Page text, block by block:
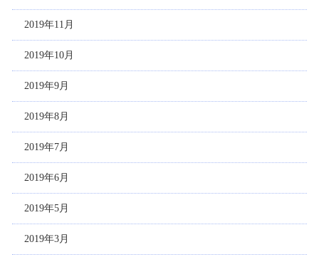
2019年11月
2019年10月
2019年9月
2019年8月
2019年7月
2019年6月
2019年5月
2019年3月